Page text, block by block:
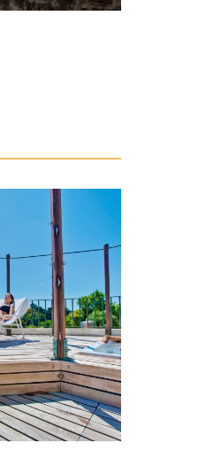
y
Día
TERMAS
un día
Termas de
desde la época
debido a la
fuentes de Serra
un circuito
el cuerpo y
recargando
a través [...]